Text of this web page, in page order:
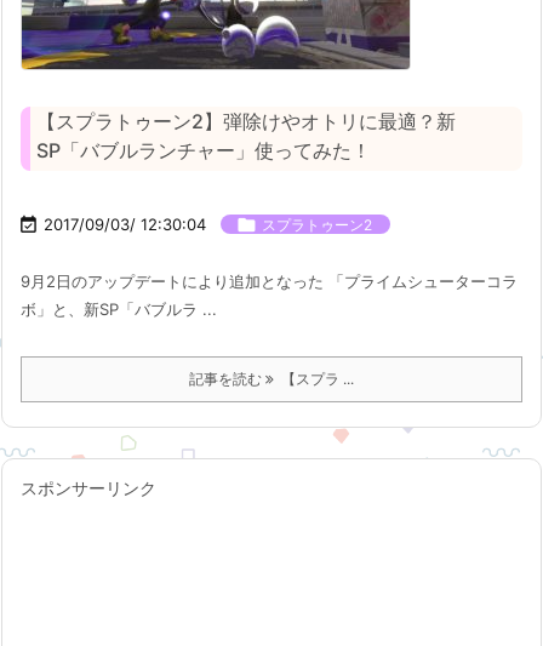
【スプラトゥーン2】弾除けやオトリに最適？新
SP「バブルランチャー」使ってみた！
 2017/09/03/ 12:30:04  スプラトゥーン2
9月2日のアップデートにより追加となった 「プライムシューターコラ
ボ」と、新SP「バブルラ ...
記事を読む 【スプラ ...
スポンサーリンク